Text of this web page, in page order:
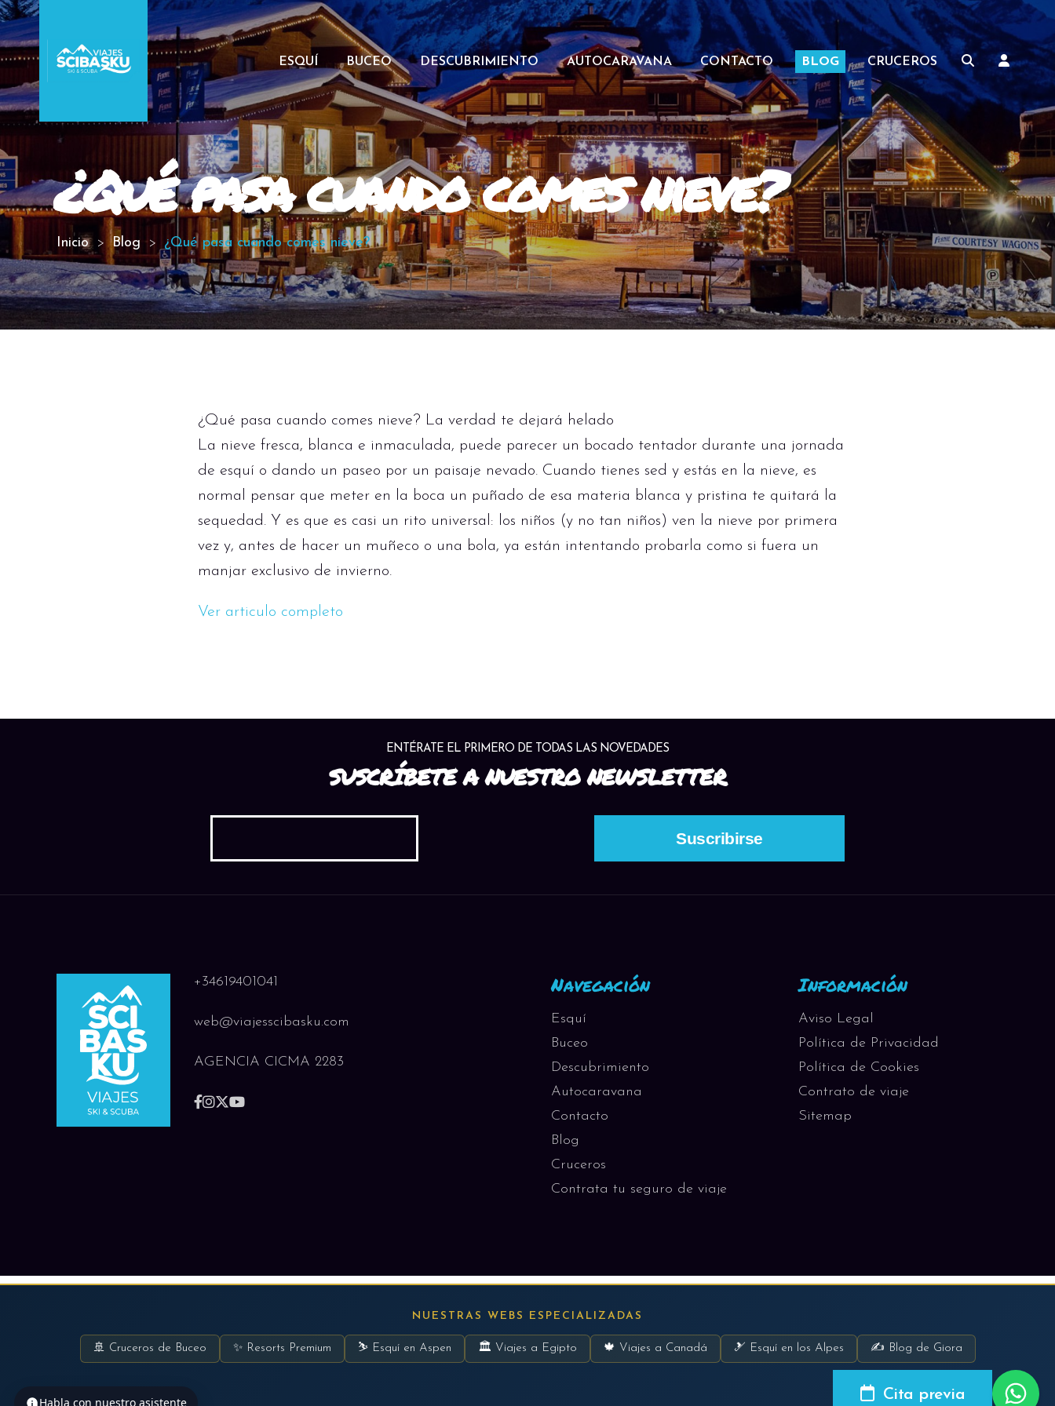
ESQUÍ BUCEO DESCUBRIMIENTO AUTOCARAVANA CONTACTO BLOG CRUCEROS
¿Qué pasa cuando comes nieve?
Inicio Blog ¿Qué pasa cuando comes nieve?
¿Qué pasa cuando comes nieve? La verdad te dejará helado
La nieve fresca, blanca e inmaculada, puede parecer un bocado tentador durante una jornada
de esquí o dando un paseo por un paisaje nevado. Cuando tienes sed y estás en la nieve, es
normal pensar que meter en la boca un puñado de esa materia blanca y pristina te quitará la
sequedad. Y es que es casi un rito universal: los niños (y no tan niños) ven la nieve por primera
vez y, antes de hacer un muñeco o una bola, ya están intentando probarla como si fuera un
manjar exclusivo de invierno.
Ver articulo completo
ENTÉRATE EL PRIMERO DE TODAS LAS NOVEDADES
SUSCRÍBETE A NUESTRO NEWSLETTER
+34619401041
web@viajesscibasku.com
AGENCIA CICMA 2283
Navegación
Esquí
Buceo
Descubrimiento
Autocaravana
Contacto
Blog
Cruceros
Contrata tu seguro de viaje
Información
Aviso Legal
Política de Privacidad
Política de Cookies
Contrato de viaje
Sitemap
NUESTRAS WEBS ESPECIALIZADAS
🚢 Cruceros de Buceo ✨ Resorts Premium ⛷ Esquí en Aspen 🏛 Viajes a Egipto 🍁 Viajes a Canadá 🎿 Esquí en los Alpes ✍ Blog de Giora
Cita previa
Habla con nuestro asistente